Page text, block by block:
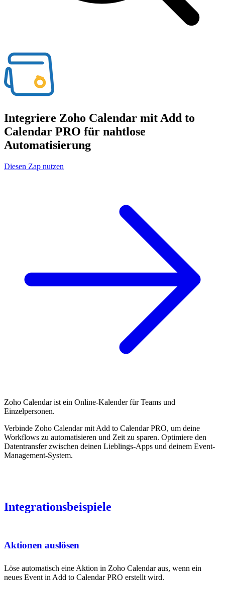
Integriere Zoho Calendar mit Add to
Calendar PRO für nahtlose
Automatisierung
Diesen Zap nutzen
Zoho Calendar ist ein Online-Kalender für Teams und
Einzelpersonen.
Verbinde Zoho Calendar mit Add to Calendar PRO, um deine
Workflows zu automatisieren und Zeit zu sparen. Optimiere den
Datentransfer zwischen deinen Lieblings-Apps und deinem Event-
Management-System.
Integrationsbeispiele
Aktionen auslösen
Löse automatisch eine Aktion in Zoho Calendar aus, wenn ein
neues Event in Add to Calendar PRO erstellt wird.